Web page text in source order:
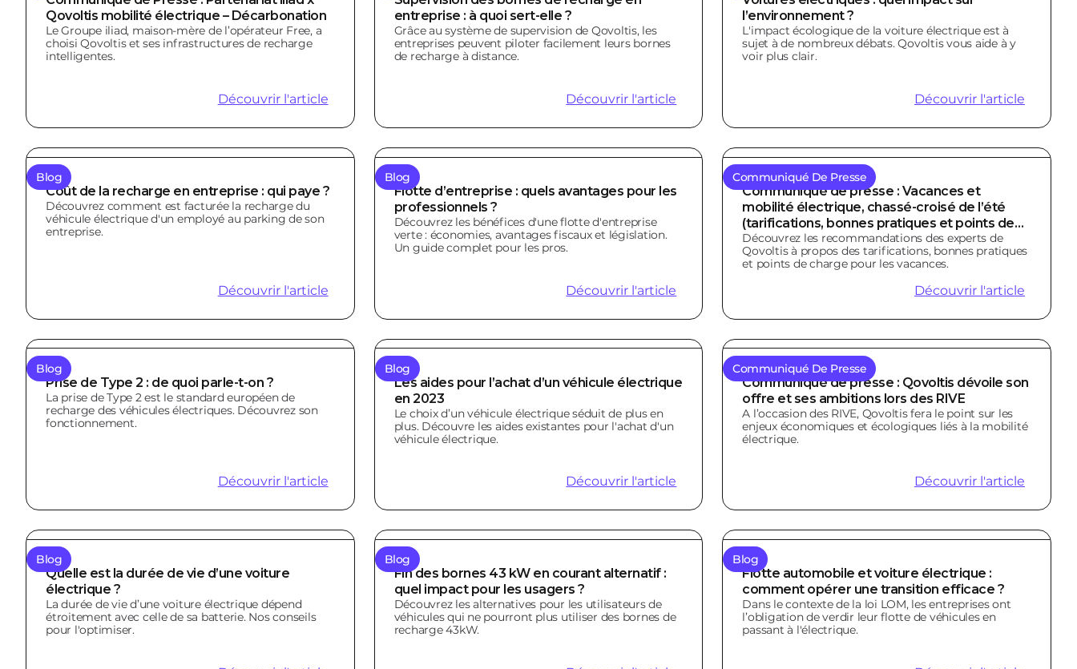
Qovoltis mobilité électrique – Décarbonation
Le Groupe iliad, maison-mère de l’opérateur Free, a
choisi Qovoltis et ses infrastructures de recharge
intelligentes.
Découvrir l'article
entreprise : à quoi sert-elle ?
Grâce au système de supervision de Qovoltis, les
entreprises peuvent piloter facilement leurs bornes
de recharge à distance.
Découvrir l'article
l’environnement ?
L'impact écologique de la voiture électrique est à
sujet à de nombreux débats. Qovoltis vous aide à y
voir plus clair.
Découvrir l'article
Blog
Coût de la recharge en entreprise : qui paye ?
Découvrez comment est facturée la recharge du
véhicule électrique d'un employé au parking de son
entreprise.
Découvrir l'article
Blog
Flotte d’entreprise : quels avantages pour les
professionnels ?
Découvrez les bénéfices d'une flotte d'entreprise
verte : économies, avantages fiscaux et législation.
Un guide complet pour les pros.
Découvrir l'article
Communiqué De Presse
Communiqué de presse : Vacances et
mobilité électrique, chassé-croisé de l’été
(tarifications, bonnes pratiques et points de
charge)
Découvrez les recommandations des experts de
Qovoltis à propos des tarifications, bonnes pratiques
et points de charge pour les vacances.
Découvrir l'article
Blog
Prise de Type 2 : de quoi parle-t-on ?
La prise de Type 2 est le standard européen de
recharge des véhicules électriques. Découvrez son
fonctionnement.
Découvrir l'article
Blog
Les aides pour l’achat d’un véhicule électrique
en 2023
Le choix d’un véhicule électrique séduit de plus en
plus. Découvre les aides existantes pour l'achat d'un
véhicule électrique.
Découvrir l'article
Communiqué De Presse
Communiqué de presse : Qovoltis dévoile son
offre et ses ambitions lors des RIVE
A l’occasion des RIVE, Qovoltis fera le point sur les
enjeux économiques et écologiques liés à la mobilité
électrique.
Découvrir l'article
Blog
Quelle est la durée de vie d’une voiture
électrique ?
La durée de vie d’une voiture électrique dépend
étroitement avec celle de sa batterie. Nos conseils
pour l'optimiser.
Blog
Fin des bornes 43 kW en courant alternatif :
quel impact pour les usagers ?
Découvrez les alternatives pour les utilisateurs de
véhicules qui ne pourront plus utiliser des bornes de
recharge 43kW.
Blog
Flotte automobile et voiture électrique :
comment opérer une transition efficace ?
Dans le contexte de la loi LOM, les entreprises ont
l’obligation de verdir leur flotte de véhicules en
passant à l'électrique.